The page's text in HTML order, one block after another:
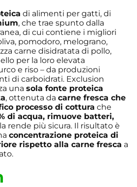
di alimenti per gatti, di
, che trae spunto dalla
di cui contiene i migliori
pomodoro, melograno,
carne disidratata di pollo,
per la loro elevata
e riso – da produzioni
di carboidrati. Exclusion
una sola fonte proteica
, ottenuta da carne fresca che
processo di cottura che
di acqua, rimuove batteri,
rende più sicura. Il risultato è
concentrazione proteica di
rispetto alla carne fresca a